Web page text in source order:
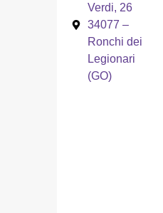
Verdi, 26
34077 –
Ronchi dei
Legionari
(GO)